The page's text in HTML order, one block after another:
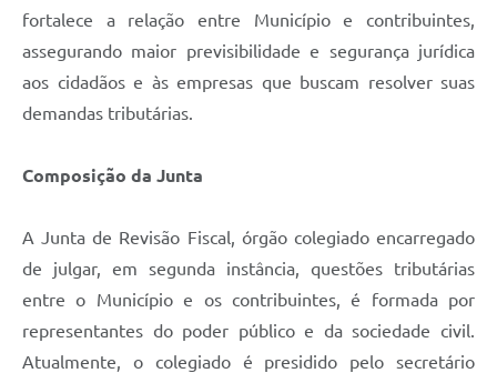
fortalece a relação entre Município e contribuintes,
assegurando maior previsibilidade e segurança jurídica
aos cidadãos e às empresas que buscam resolver suas
demandas tributárias.
Composição da Junta
A Junta de Revisão Fiscal, órgão colegiado encarregado
de julgar, em segunda instância, questões tributárias
entre o Município e os contribuintes, é formada por
representantes do poder público e da sociedade civil.
Atualmente, o colegiado é presidido pelo secretário